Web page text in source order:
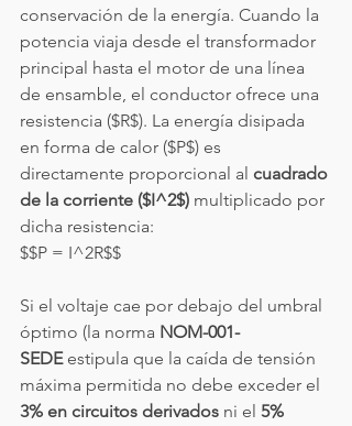
conservación de la energía. Cuando la
potencia viaja desde el transformador
principal hasta el motor de una línea
de ensamble, el conductor ofrece una
resistencia ($R$). La energía disipada
en forma de calor ($P$) es
directamente proporcional al cuadrado
de la corriente ($I^2$) multiplicado por
dicha resistencia:
$$P = I^2R$$
Si el voltaje cae por debajo del umbral
óptimo (la norma NOM-001-
SEDE estipula que la caída de tensión
máxima permitida no debe exceder el
3% en circuitos derivados ni el 5%